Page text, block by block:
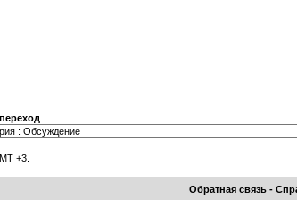
+3.
Обратная связь -